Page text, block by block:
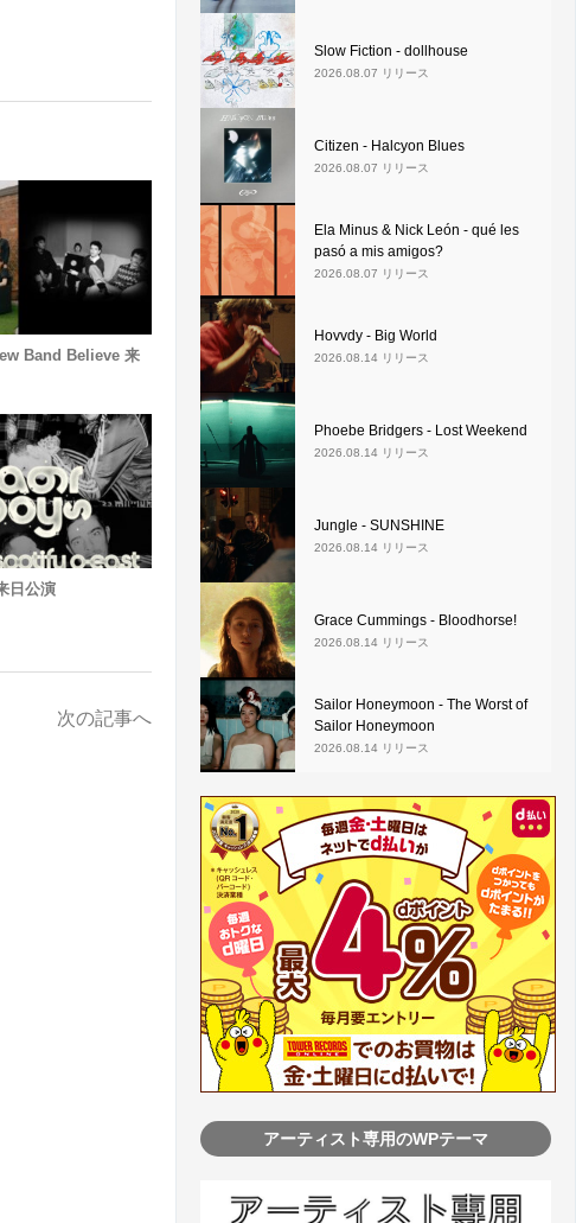
Band Believe 来
日公演
次の記事へ
Slow Fiction - dollhouse
2026.08.07 リリース
Citizen - Halcyon Blues
2026.08.07 リリース
Ela Minus & Nick León - qué les
pasó a mis amigos?
2026.08.07 リリース
Hovvdy - Big World
2026.08.14 リリース
Phoebe Bridgers - Lost Weekend
2026.08.14 リリース
Jungle - SUNSHINE
2026.08.14 リリース
Grace Cummings - Bloodhorse!
2026.08.14 リリース
Sailor Honeymoon - The Worst of
Sailor Honeymoon
2026.08.14 リリース
アーティスト専用のWPテーマ